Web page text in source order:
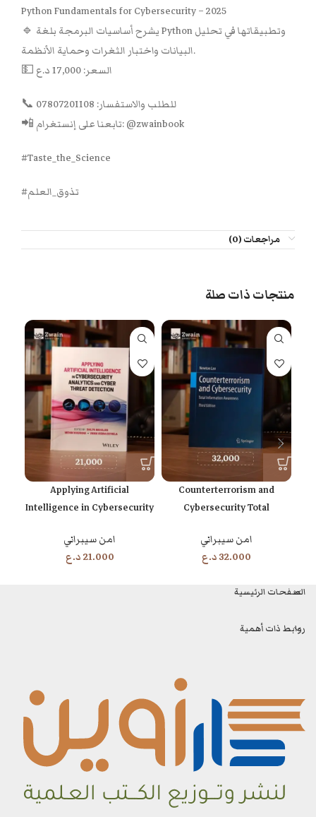
Python Fundamentals for Cybersecurity – 2025
🔹 يشرح أساسيات البرمجة بلغة Python وتطبيقاتها في تحليل
البيانات واختبار الثغرات وحماية الأنظمة.
💵 السعر: 17,000 د.ع
📞 للطلب والاستفسار: 07807201108
📲 تابعنا على إنستغرام: @zwainbook
#Taste_the_Science
#تذوق_العلم
مراجعات (0)
منتجات ذات صلة
Counterterrorism and
Cybersecurity Total
Third Edition
امن سيبراني
32.000د.ع
Applying Artificial
Intelligence in Cybersecurity
Detection
امن سيبراني
21.000د.ع
الصفحات الرئيسية
روابط ذات أهمية